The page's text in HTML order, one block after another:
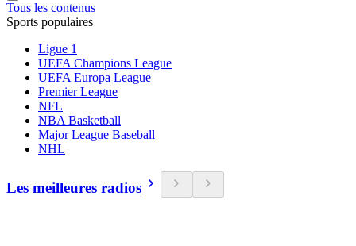
Tous les contenus
Sports populaires
Ligue 1
UEFA Champions League
UEFA Europa League
Premier League
NFL
NBA Basketball
Major League Baseball
NHL
Les meilleures radios